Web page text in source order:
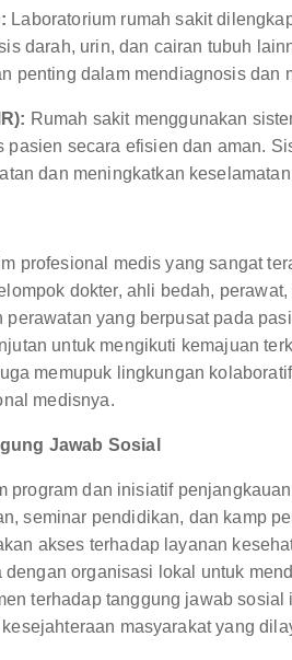
Laboratorium rumah sakit
darah, urin, dan cairan tubuh
penting dalam mendiagnosis dan
Rumah sakit menggunakan
pasien secara efisien dan aman.
dan meningkatkan
profesional medis yang sangat
dokter, ahli bedah,
yang berpusat pada
untuk mengikuti kemajuan
memupuk lingkungan
medisnya.
Jawab Sosial
program dan inisiatif
seminar pendidikan, dan kamp
akses terhadap layanan
organisasi lokal untuk
terhadap tanggung jawab
masyarakat yang